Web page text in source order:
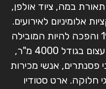
במה, ציוד אולפן,
אלומיניום לאירועים.
החברה עובדת משנת 1994 והפכה להיות המובילה
בתחומה. ברשותנו מרלו"ג עצום בגודל 4000 מ"ר,
פסנתרים, אנשי מכירות
חלוקה. ארט סטודיו